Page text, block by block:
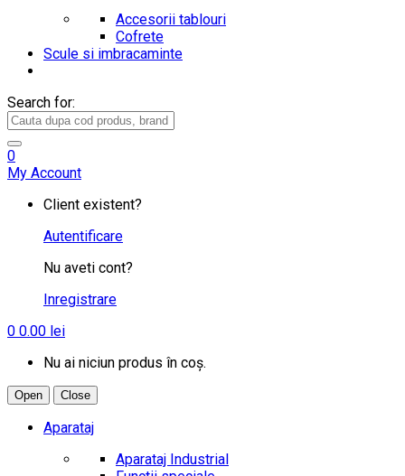
Accesorii tablouri
Cofrete
Scule si imbracaminte
Search for:
0
My Account
Client existent?
Autentificare
Nu aveti cont?
Inregistrare
0 0.00 lei
Nu ai niciun produs în coș.
Open Close
Aparataj
Aparataj Industrial